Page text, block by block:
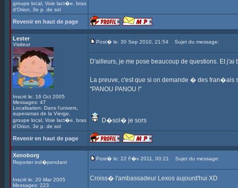
groupe local, Voie lact�e, bras
d'Orion, 3e p. de sol
Revenir en haut de page
Lester
Visiteur
Inscrit le: 16 Oct 2005
Messages: 47
Localisation: Dans l'univers,
superamas de la Vierge,
groupe local, Voie lact�e, bras
d'Orion, 3e p. de sol
Post� le: 30 Sep 2010, 21:54 Sujet du message:
D'ailleurs, je me pose beaucoup de questions. Et
La preuve, c'est que si on demande � des fran�ais
"PANOU PANOU !"
D�sol� je sors
Revenir en haut de page
Xenoborg
Reporter ind�pendant
Inscrit le: 20 Mar 2005
Messages: 223
Post� le: 22 F�v 2011, 00:21 Sujet du message:
Croiss� l'ambassadeur Lexos aujourd'hui XD